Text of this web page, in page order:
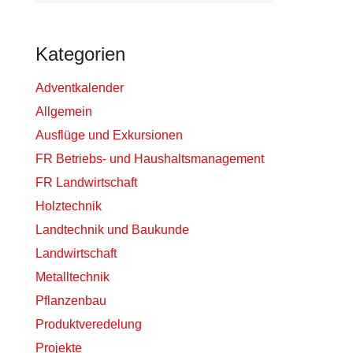
Kategorien
Adventkalender
Allgemein
Ausflüge und Exkursionen
FR Betriebs- und Haushaltsmanagement
FR Landwirtschaft
Holztechnik
Landtechnik und Baukunde
Landwirtschaft
Metalltechnik
Pflanzenbau
Produktveredelung
Projekte